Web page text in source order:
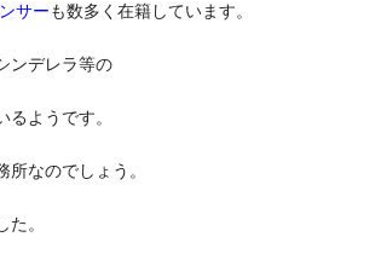
サーも数多く在籍しています。
ンデレラ等の
るようです。
なのでしょう。
。